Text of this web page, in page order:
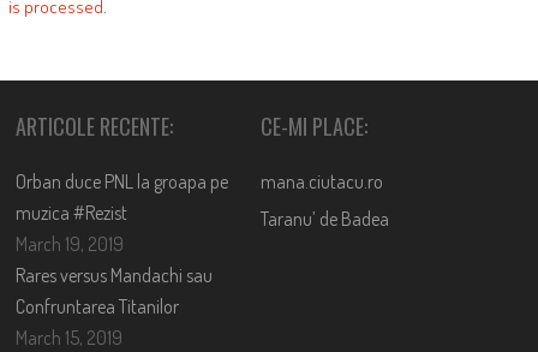
is processed.
ARTICOLE RECENTE:
Orban duce PNL la groapa pe
muzica #Rezist
March 19, 2019
Rares versus Mandachi sau
Confruntarea Titanilor
March 15, 2019
CE-MI PLACE:
mana.ciutacu.ro
Taranu’ de Badea